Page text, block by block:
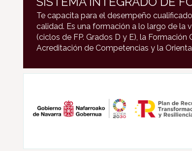
Te capacita para el desempeño
calidad. Es una formación a lo largo de la
(ciclos de FP. Grados D y E), la
Acreditación de Competencias y la